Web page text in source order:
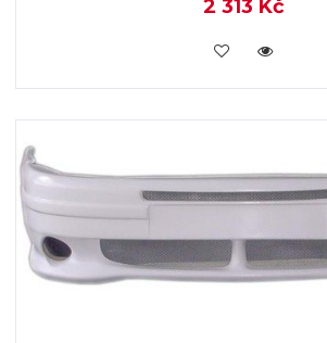
2 313 Kč
KOUPIT